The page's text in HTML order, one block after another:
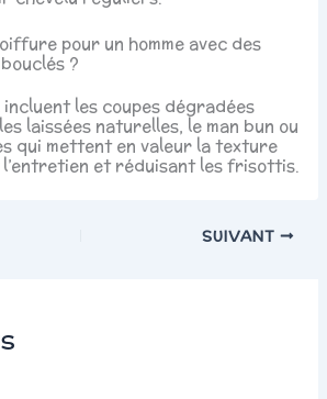
pour un homme avec des
?
les coupes dégradées
laissées naturelles, le man bun ou
qui mettent en valeur la texture
et réduisant les frisottis.
SUIVANT